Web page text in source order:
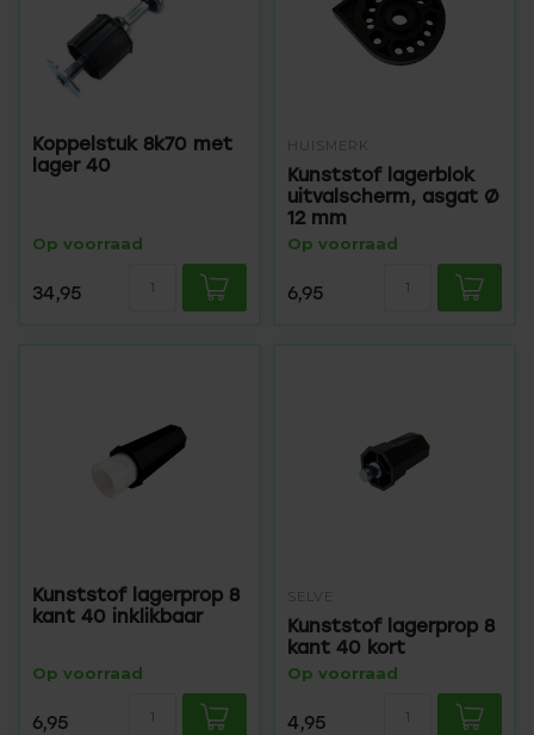
Koppelstuk 8k70 met
lager 40
Op voorraad
34,95
HUISMERK
Kunststof lagerblok
uitvalscherm, asgat Ø
12 mm
Op voorraad
6,95
Kunststof lagerprop 8
kant 40 inklikbaar
Op voorraad
6,95
SELVE
Kunststof lagerprop 8
kant 40 kort
Op voorraad
4,95